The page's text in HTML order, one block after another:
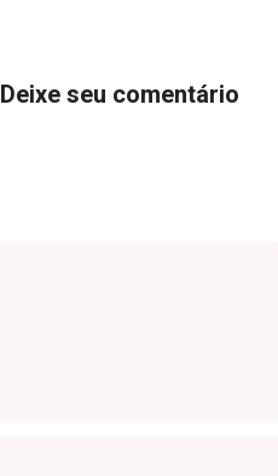
Deixe seu comentário